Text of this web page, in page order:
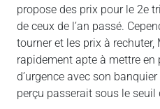
propose des prix pour le 2e
de ceux de l’an passé.
tourner et les prix à rechuter,
rapidement apte à mettre en
d’urgence avec son
perçu passerait sous le seuil